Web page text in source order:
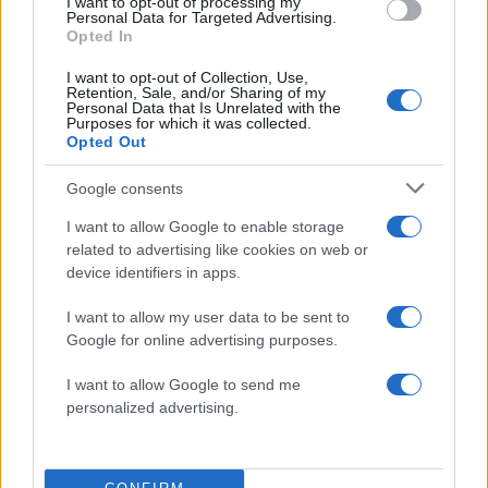
Personal Data for Targeted Advertising.
Opted In
I want to opt-out of Collection, Use,
Retention, Sale, and/or Sharing of my
Personal Data that Is Unrelated with the
Purposes for which it was collected.
Opted Out
Google consents
I want to allow Google to enable storage
related to advertising like cookies on web or
device identifiers in apps.
I want to allow my user data to be sent to
Google for online advertising purposes.
I want to allow Google to send me
personalized advertising.
τελευταία νέατης ημέρας
Πιο δημοφιλή
Η Άννα Βίσση ξετρελάθηκε με μπάντα που
έπαιζε Τσιτσάνη στο Φισκάρδο και τους
πρότεινε συνεργασία
Μαριζέτα Αντωνοπούλου στο newsit.gr: Οι
“σωτήρες” ανήκουν στο χρονοντούλαπο
«Ψήνονται» στα 40άρια δυτική και βόρεια
μποφόρ στο Αιγαίο μέχρι
Δεκαπενταύγουστο
με τα δύο παιδιά τους